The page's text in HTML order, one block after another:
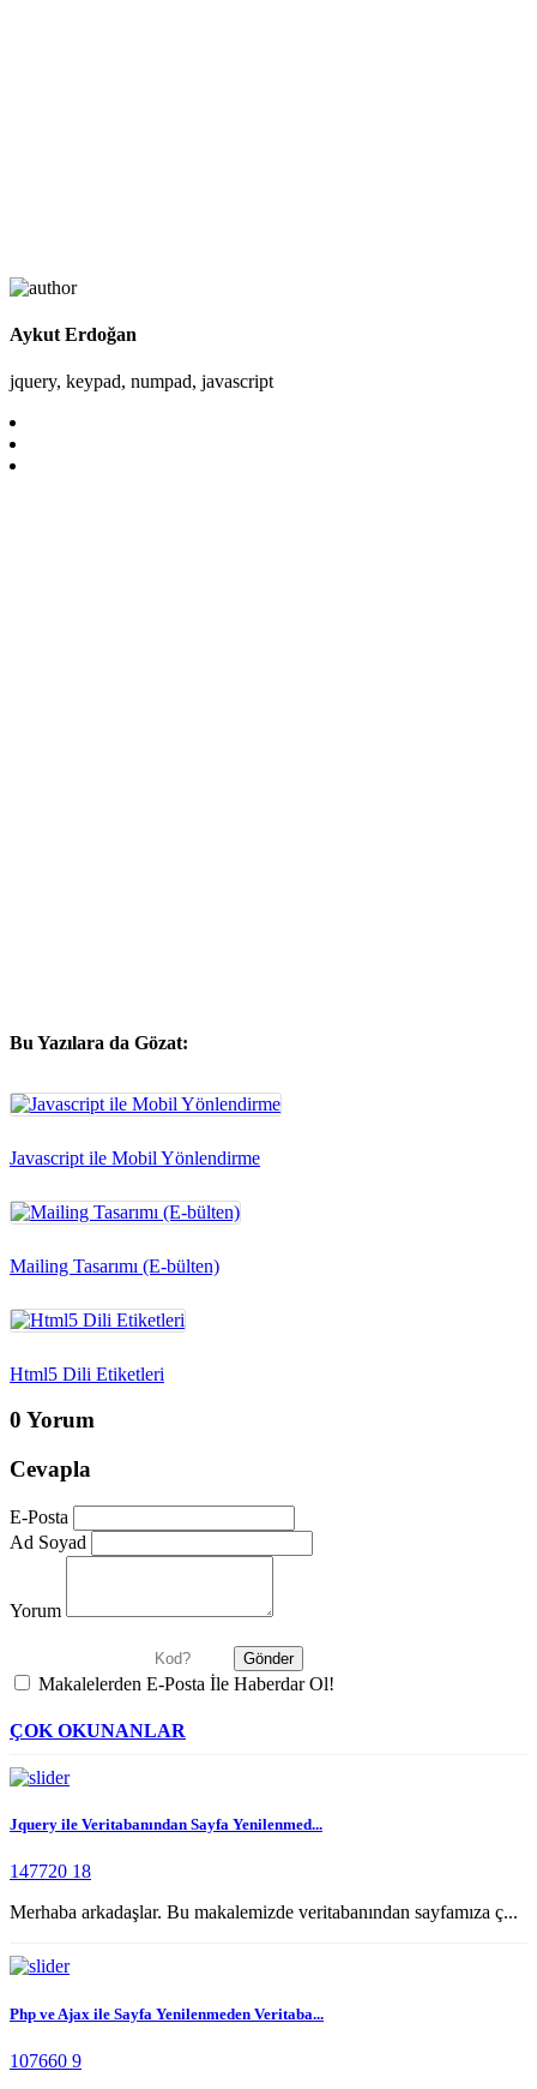
Aykut Erdoğan
jquery, keypad, numpad, javascript
Bu Yazılara da Gözat:
Javascript ile Mobil Yönlendirme
Mailing Tasarımı (E-bülten)
Html5 Dili Etiketleri
0 Yorum
Cevapla
E-Posta
Ad Soyad
Yorum
Makalelerden E-Posta İle Haberdar Ol!
ÇOK OKUNANLAR
Jquery ile Veritabanından Sayfa Yenilenmed...
147720 18
Merhaba arkadaşlar. Bu makalemizde veritabanından sayfamıza ç...
Php ve Ajax ile Sayfa Yenilenmeden Veritaba...
107660 9